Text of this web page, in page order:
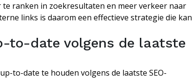
ranken in zoekresultaten en meer verkeer naar
links is daarom een effectieve strategie die kan
to-date volgens de laatste
to-date te houden volgens de laatste SEO-